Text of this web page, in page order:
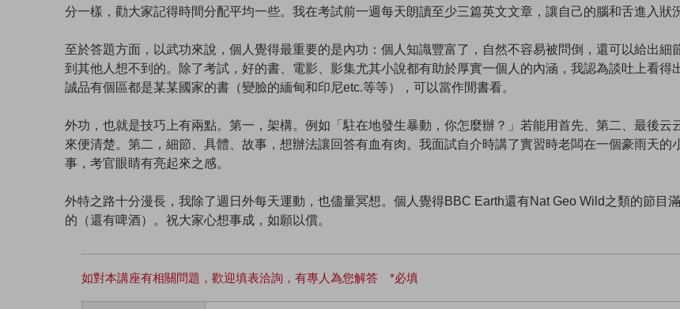
分一樣，勸大家記得時間分配平均一些。我在考試前一週每天朗讀至少三篇英文文章，讓自己的腦和舌進入狀
至於答題方面，以武功來說，個人覺得最重要的是內功：個人知識豐富了，自然不容易被問倒，還可以給出細
到其他人想不到的。除了考試，好的書、電影、影集尤其小說都有助於厚實一個人的內涵，我認為談吐上看得
誠品有個區都是某某國家的書（變臉的緬甸和印尼etc.等等），可以當作閒書看。
外功，也就是技巧上有兩點。第一，架構。例如「駐在地發生暴動，你怎麼辦？」若能用首先、第二、最後云
來便清楚。第二，細節、具體、故事，想辦法讓回答有血有肉。我面試自介時講了實習時老闆在一個豪雨天的
事，考官眼睛有亮起來之感。
外特之路十分漫長，我除了週日外每天運動，也儘量冥想。個人覺得BBC Earth還有Nat Geo Wild之類的節目
的（還有啤酒）。祝大家心想事成，如願以償。
如對本講座有相關問題，歡迎填表洽詢，有專人為您解答 *必填